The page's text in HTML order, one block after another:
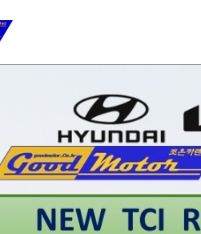
공지사항 이벤트 고객 방문기 정
● 정비사진
올뉴카니발 엔진소음 진동 부조,,,오토래